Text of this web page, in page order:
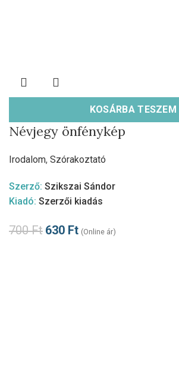
KOSÁRBA TESZEM
Névjegy önfénykép
Irodalom, Szórakoztató
Szerző: Szikszai Sándor
Kiadó: Szerzői kiadás
700Ft 630 Ft (Online ár)